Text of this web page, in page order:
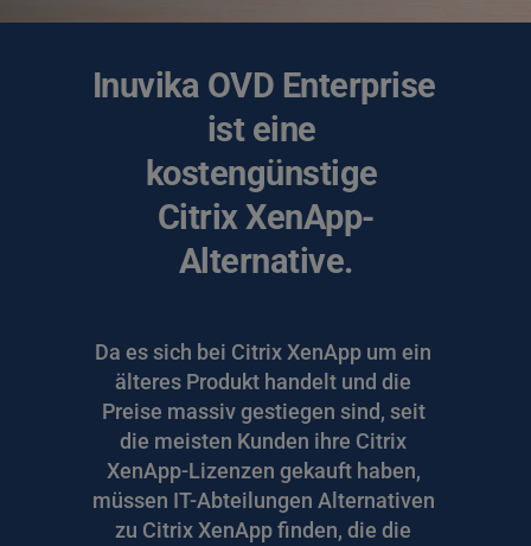
Inuvika OVD Enterprise
ist eine
kostengünstige
Citrix XenApp-
Alternative.
Da es sich bei Citrix XenApp um ein
älteres Produkt handelt und die
Preise massiv gestiegen sind, seit
die meisten Kunden ihre Citrix
XenApp-Lizenzen gekauft haben,
müssen IT-Abteilungen Alternativen
zu Citrix XenApp finden, die die